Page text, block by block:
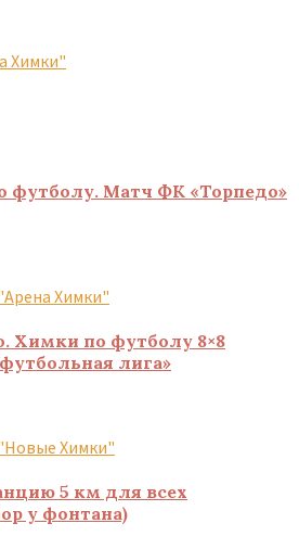
Химки"
футболу. Матч ФК «Торпедо»
Химки"
Химки по футболу 8×8
лига»
Химки"
5 км для всех
у фонтана)